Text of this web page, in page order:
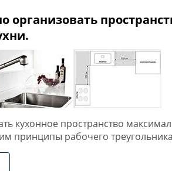
организовать
кухонное пространство
принципы рабочего